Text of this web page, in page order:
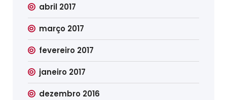
abril 2017
março 2017
fevereiro 2017
janeiro 2017
dezembro 2016